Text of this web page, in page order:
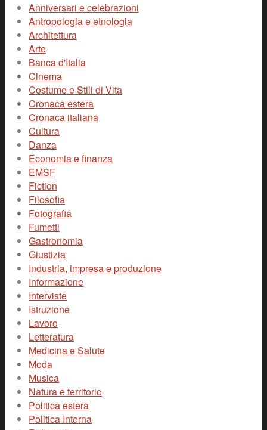
Anniversari e celebrazioni
Antropologia e etnologia
Architettura
Arte
Banca d'Italia
Cinema
Costume e Stili di Vita
Cronaca estera
Cronaca italiana
Cultura
Danza
Economia e finanza
EMSF
Fiction
Filosofia
Fotografia
Fumetti
Gastronomia
Giustizia
Industria, impresa e produzione
Informazione
Interviste
Istruzione
Lavoro
Letteratura
Medicina e Salute
Moda
Musica
Natura e territorio
Politica estera
Politica Interna